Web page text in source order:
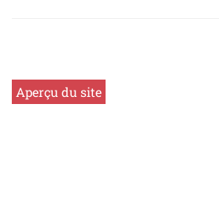
Aperçu du site